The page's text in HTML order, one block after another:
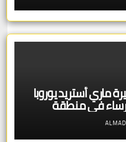
ماري أستريد يوروبا
في منطقة
الجودة تخدم